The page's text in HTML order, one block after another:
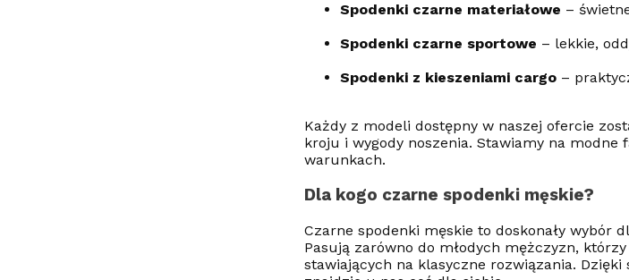
Spodenki czarne materiałowe –
Spodenki czarne sportowe – lekkie,
Spodenki z kieszeniami cargo –
Każdy z modeli dostępny w naszej ofercie
kroju i wygody noszenia. Stawiamy na modne
warunkach.
Dla kogo czarne spodenki męskie?
Czarne spodenki męskie to doskonały wybór
Pasują zarówno do młodych mężczyzn,
stawiających na klasyczne rozwiązania.